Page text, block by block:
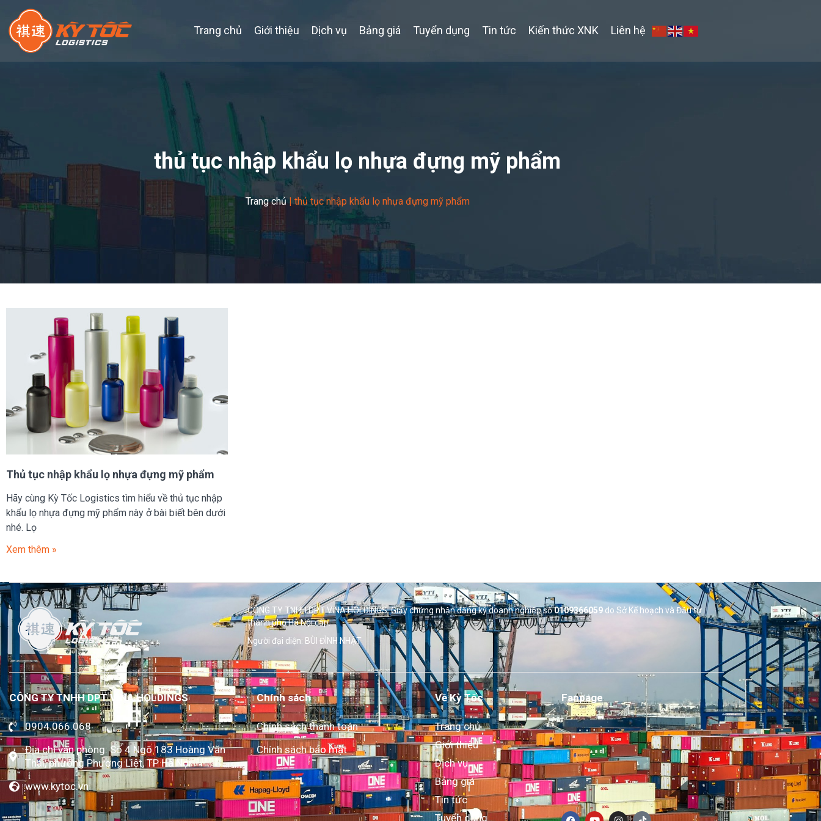
Trang chủ Giới thiệu Dịch vụ Bảng giá Tuyển dụng Tin tức Kiến thức XNK Liên hệ
thủ tục nhập khẩu lọ nhựa đựng mỹ phẩm
Trang chủ|thủ tục nhập khẩu lọ nhựa đựng mỹ phẩm
Thủ tục nhập khẩu lọ nhựa đựng mỹ phẩm
Hãy cùng Kỳ Tốc Logistics tìm hiểu về thủ tục nhập
khẩu lọ nhựa đựng mỹ phẩm này ở bài biết bên dưới
nhé. Lọ
Xem thêm »
CÔNG TY TNHH DPT VINA HOLDINGS. Giấy chứng nhận đăng ký doanh nghiệp số0109366059do Sở Kế hoạch và Đầu tư
thành phố Hà Nội cấp.
Người đại diện: BÙI ĐÌNH NHẬT
CÔNG TY TNHH DPT VINA HOLDINGS
0904.066.068
Địa chỉ văn phòng: Số 4 Ngõ 183 Hoàng Văn
Thái, phường Phương Liệt, TP Hà Nội
www.kytoc.vn
Chính sách
Chính sách thanh toán
Chính sách bảo mật
Về Kỳ Tốc
Trang chủ
Giới thiệu
Dịch vụ
Bảng giá
Tin tức
Tuyển dụng
Fanpage